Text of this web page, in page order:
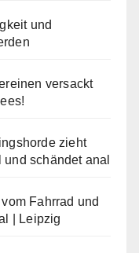
und
versackt
zieht
schändet anal
Fahrrad und
| Leipzig